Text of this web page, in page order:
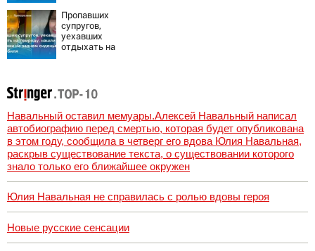
лодке: он
рассказал, что
его папа нырнул и
пропал
Пропавших
супругов,
уехавших
отдыхать на
автомобиля
Навальный оставил мемуары.Алексей Навальный написал
автобиографию перед смертью, которая будет опубликована
в этом году, сообщила в четверг его вдова Юлия Навальная,
раскрыв существование текста, о существовании которого
знало только его ближайшее окружен
Юлия Навальная не справилась с ролью вдовы героя
Новые русские сенсации